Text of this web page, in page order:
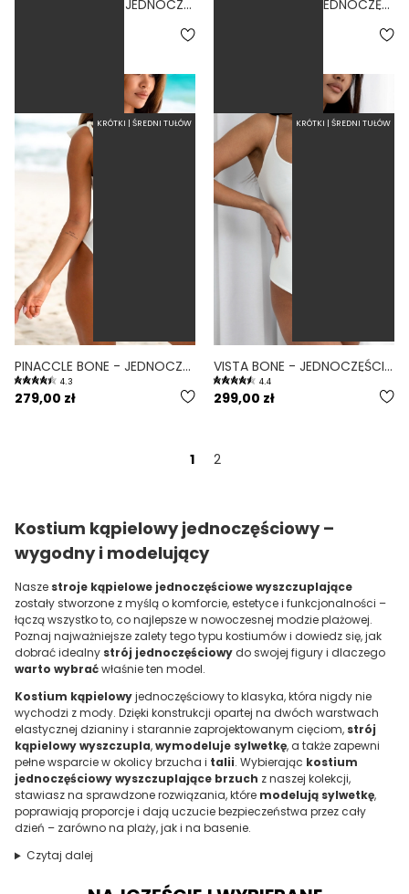
BALLERINA BONE - JEDNOCZĘŚCIOWY STRÓJ KĄPIELOWY MODELUJĄCY WIĄZANY BIAŁY FEMININE BONE - JEDNOCZĘŚCIOWY STRÓJ KĄPIELOWY MODELUJĄCY WIĄZANY NA SZYI BIAŁY
KRÓTKI | ŚREDNI TUŁÓW
PINACCLE BONE - JEDNOCZĘŚCIOWY STRÓJ KĄPIELOWY MODELUJĄCY WIĄZANY BIAŁY
4.3
279,00 zł
KRÓTKI | ŚREDNI TUŁÓW
VISTA BONE - JEDNOCZĘŚCIOWY STRÓJ KĄPIELOWY MODELUJĄCY WYCIĘTY BIAŁY
4.4
299,00 zł
1 2
Kostium kąpielowy jednoczęściowy –
wygodny i modelujący
Nasze stroje kąpielowe jednoczęściowe wyszczuplające
zostały stworzone z myślą o komforcie, estetyce i funkcjonalności –
łączą wszystko to, co najlepsze w nowoczesnej modzie plażowej.
Poznaj najważniejsze zalety tego typu kostiumów i dowiedz się, jak
dobrać idealny strój jednoczęściowydo swojej figury i dlaczego
warto wybraćwłaśnie ten model.
Kostium kąpielowyjednoczęściowy to klasyka, która nigdy nie
wychodzi z mody. Dzięki konstrukcji opartej na dwóch warstwach
elastycznej dzianiny i starannie zaprojektowanym cięciom, strój
kąpielowy wyszczupla,wymodeluje sylwetkę, a także zapewni
pełne wsparcie w okolicy brzucha i talii. Wybierając kostium
jednoczęściowy wyszczuplające brzuch z naszej kolekcji,
stawiasz na sprawdzone rozwiązania, które modelują sylwetkę,
poprawiają proporcje i dają uczucie bezpieczeństwa przez cały
dzień – zarówno na plaży, jak i na basenie.
Czytaj dalej